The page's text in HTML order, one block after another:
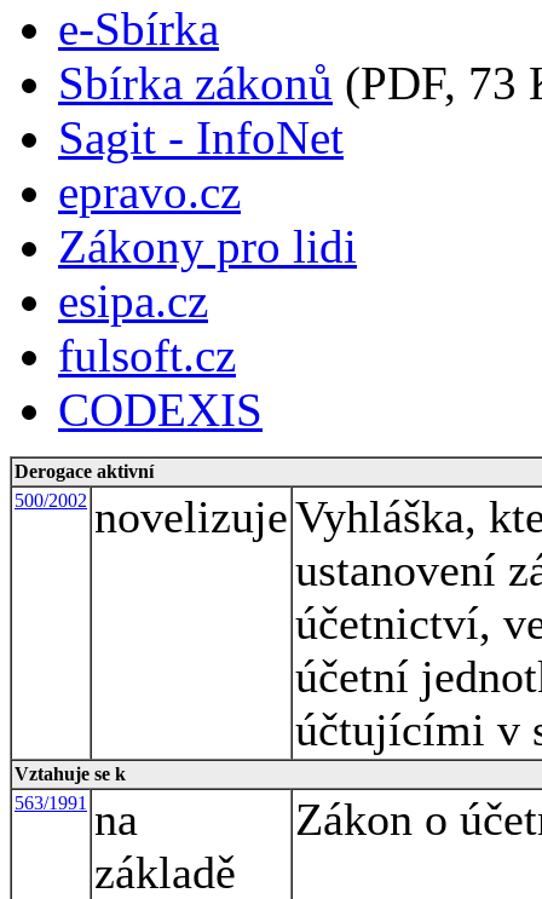
e-Sbírka
Sbírka zákonů (PDF, 73
Sagit - InfoNet
epravo.cz
Zákony pro lidi
esipa.cz
fulsoft.cz
CODEXIS
Derogace aktivní
500/2002 novelizujeVyhláška,
ustanovení
účetnictví,
účetní
účtujícími v
Vztahuje se k
563/1991 na
základě
Zákon o